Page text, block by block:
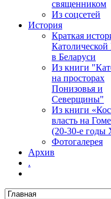
священником
Из соцсетей
История
Краткая
в Беларуси
Из книги
на просторах
Понизовья и
Северщины"
Из книги
власть на
(20-30-е годы
Фотогалерея
Архив
.